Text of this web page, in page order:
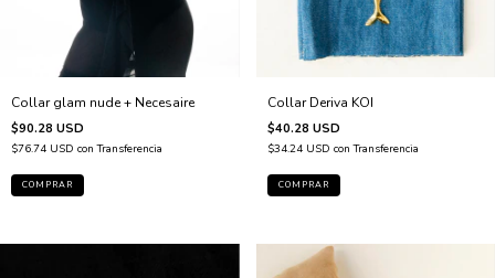
Collar glam nude + Necesaire
$90.28 USD
$76.74 USD con Transferencia
Collar Deriva KOI
$40.28 USD
$34.24 USD con Transferencia